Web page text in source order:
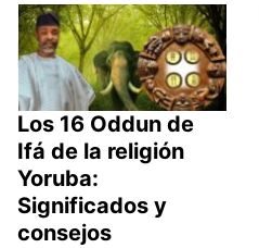
Los 16 Oddun de
Ifá de la religión
Yoruba:
Significados y
consejos